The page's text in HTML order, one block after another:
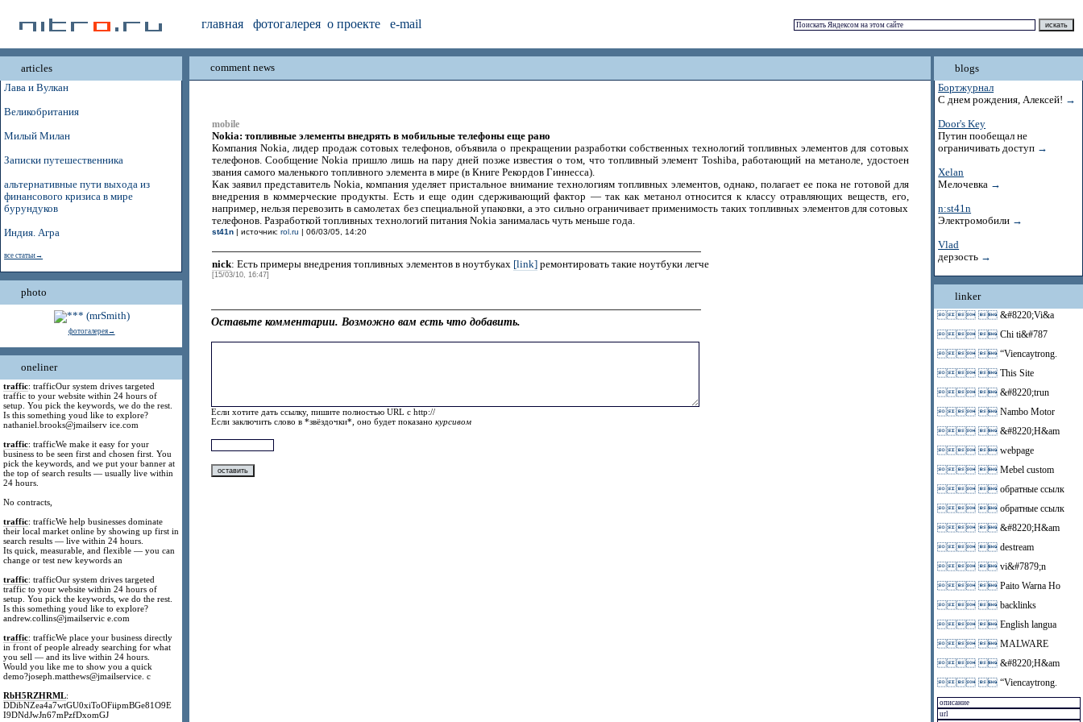
главная фотогалерея о проекте e-mail
articles
Лава и Вулкан
Великобритания
Милый Милан
Записки путешественника
альтернативные пути выхода из
финансового кризиса в мире
бурундуков
Индия. Агра
все статьи→
photo
фотогалерея→
oneliner
traffic: trafficOur system drives targeted
traffic to your website within 24 hours of
setup. You pick the keywords, we do the rest.
Is this something youd like to explore?
nathaniel.brooks@jmailserv ice.com
traffic: trafficWe make it easy for your
business to be seen first and chosen first. You
pick the keywords, and we put your banner at
the top of search results — usually live within
24 hours.
No contracts,
traffic: trafficWe help businesses dominate
their local market online by showing up first in
search results — live within 24 hours.
Its quick, measurable, and flexible — you can
change or test new keywords an
traffic: trafficOur system drives targeted
traffic to your website within 24 hours of
setup. You pick the keywords, we do the rest.
Is this something youd like to explore?
andrew.collins@jmailservic e.com
traffic: trafficWe place your business directly
in front of people already searching for what
you sell — and its live within 24 hours.
Would you like me to show you a quick
demo?joseph.matthews@jmailservice. c
RbH5RZHRML:
DDibNZea4a7wtGU0xiToOFiipmBGe81O9E
I9DNdJwJn67mPzfDxomGJ
comment news
mobile
Nokia: топливные элементы внедрять в мобильные телефоны еще рано
Компания Nokia, лидер продаж сотовых телефонов, объявила о прекращении разработки собственных технологий топливных элементов для сотовых
телефонов. Сообщение Nokia пришло лишь на пару дней позже известия о том, что топливный элемент Toshiba, работающий на метаноле, удостоен
звания самого маленького топливного элемента в мире (в Книге Рекордов Гиннесса).
Как заявил представитель Nokia, компания уделяет пристальное внимание технологиям топливных элементов, однако, полагает ее пока не готовой для
внедрения в коммерческие продукты. Есть и еще один сдерживающий фактор — так как метанол относится к классу отравляющих веществ, его,
например, нельзя перевозить в самолетах без специальной упаковки, а это сильно ограничивает применимость таких топливных элементов для сотовых
телефонов. Разработкой топливных технологий питания Nokia занималась чуть меньше года.
st41n| источник: rol.ru | 06/03/05, 14:20
nick: Есть примеры внедрения топливных элементов в ноутбуках [link] ремонтировать такие ноутбуки легче
[15/03/10, 16:47]
Оставьте комментарии. Возможно вам есть что добавить.
Если хотите дать ссылку, пишите полностью URL с http://
Если заключить слово в *звёздочки*, оно будет показанокурсивом
blogs
Бортжурнал
С днем рождения, Алексей! →
Door's Key
Путин пообещал не
ограничивать доступ →
Xelan
Мелочевка →
n:st41n
Электромобили →
Vlad
дерзость →
linker
  &#8220;Vi&a
  Chi ti&#787
  “Viencaytrong.
  This Site
  &#8220;trun
  Nambo Motor
  &#8220;H&am
  webpage
  Mebel custom
  обратные ссылк
  обратные ссылк
  &#8220;H&am
  destream
  vi&#7879;n
  Paito Warna Ho
  backlinks
  English langua
  MALWARE
  &#8220;H&am
  “Viencaytrong.